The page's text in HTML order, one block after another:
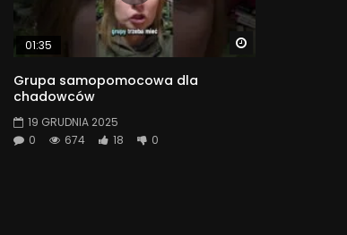
Watch Later
01:35
Grupa samopomocowa dla
chadowców
19 GRUDNIA 2025
0
674 18 0